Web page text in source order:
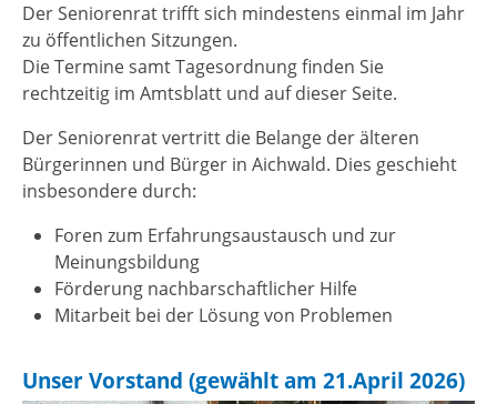
Der Seniorenrat trifft sich mindestens einmal im Jahr
zu öffentlichen Sitzungen.
Die Termine samt Tagesordnung finden Sie
rechtzeitig im Amtsblatt und auf dieser Seite.
Der Seniorenrat vertritt die Belange der älteren
Bürgerinnen und Bürger in Aichwald. Dies geschieht
insbesondere durch:
Foren zum Erfahrungsaustausch und zur
Meinungsbildung
Förderung nachbarschaftlicher Hilfe
Mitarbeit bei der Lösung von Problemen
Unser Vorstand (gewählt am 21.April 2026)